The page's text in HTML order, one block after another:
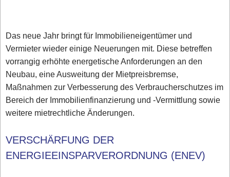
Das neue Jahr bringt für Immobilieneigentümer und
Vermieter wieder einige Neuerungen mit. Diese betreffen
vorrangig erhöhte energetische Anforderungen an den
Neubau, eine Ausweitung der Mietpreisbremse,
Maßnahmen zur Verbesserung des Verbraucherschutzes im
Bereich der Immobilienfinanzierung und -Vermittlung sowie
weitere mietrechtliche Änderungen.
VERSCHÄRFUNG DER
ENERGIEEINSPARVERORDNUNG (ENEV)